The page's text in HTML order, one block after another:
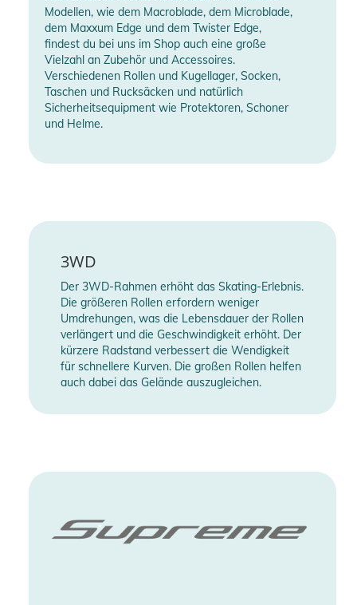
Modellen, wie dem Macroblade, dem Microblade,
dem Maxxum Edge und dem Twister Edge,
findest du bei uns im Shop auch eine große
Vielzahl an Zubehör und Accessoires.
Verschiedenen Rollen und Kugellager, Socken,
Taschen und Rucksäcken und natürlich
Sicherheitsequipment wie Protektoren, Schoner
und Helme.
3WD
Der 3WD-Rahmen erhöht das Skating-Erlebnis.
Die größeren Rollen erfordern weniger
Umdrehungen, was die Lebensdauer der Rollen
verlängert und die Geschwindigkeit erhöht. Der
kürzere Radstand verbessert die Wendigkeit
für schnellere Kurven. Die großen Rollen helfen
auch dabei das Gelände auszugleichen.